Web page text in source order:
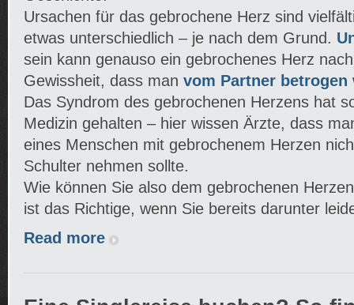
Ursachen für das gebrochene Herz sind
etwas unterschiedlich – je nach dem Grund.
sein kann genauso ein gebrochenes Herz
Gewissheit, dass man vom Partner betrogen
Das Syndrom des gebrochenen Herzens hat
Medizin gehalten – hier wissen Ärzte, dass
eines Menschen mit gebrochenem Herzen
Schulter nehmen sollte.
Wie können Sie also dem gebrochenen
ist das Richtige, wenn Sie bereits darunter
Read more